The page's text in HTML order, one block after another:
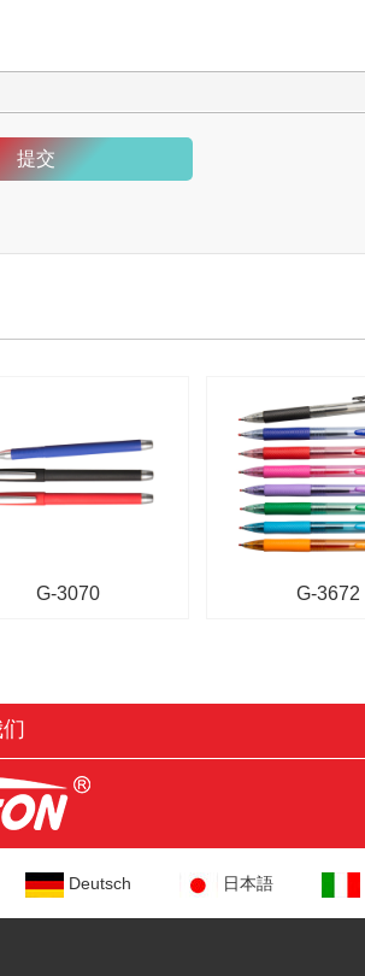
提交
G-3070 G-3672
Deutsch 日本語